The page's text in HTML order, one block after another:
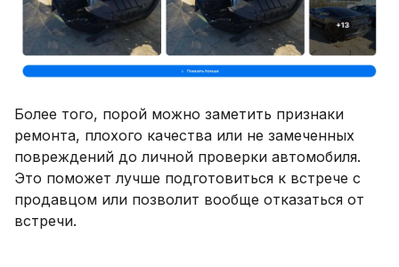
Более того, порой можно заметить признаки
ремонта, плохого качества или не замеченных
повреждений до личной проверки автомобиля.
Это поможет лучше подготовиться к встрече с
продавцом или позволит вообще отказаться от
встречи.